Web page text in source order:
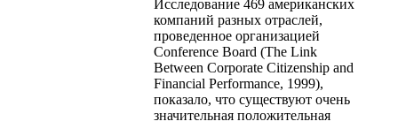
Исследование 469 американских
компаний разных отраслей,
проведенное организацией
Conference Board (The Link
Between Corporate Citizenship and
Financial Performance, 1999),
показало, что существуют очень
значительная положительная